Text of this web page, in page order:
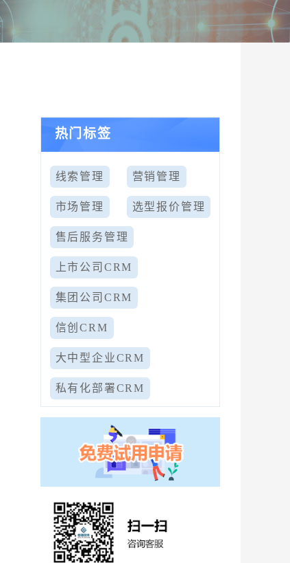
热门标签
线索管理 营销管理
市场管理 选型报价管理
售后服务管理
上市公司CRM
集团公司CRM
信创CRM
大中型企业CRM
私有化部署CRM